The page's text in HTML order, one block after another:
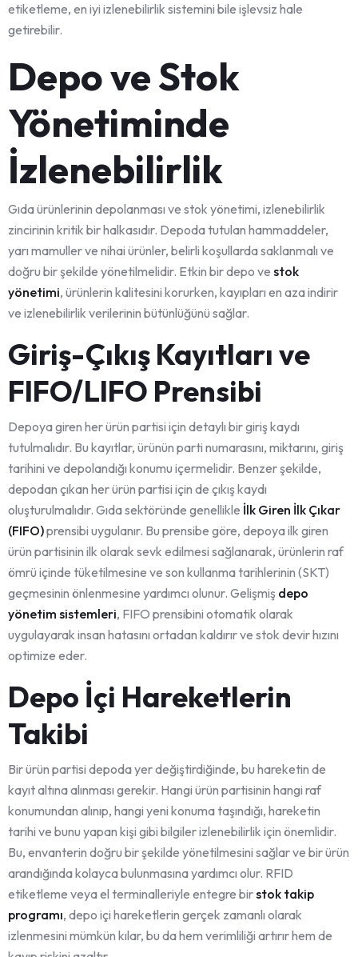
etiketleme, en iyi izlenebilirlik sistemini bile işlevsiz hale
getirebilir.
Depo ve Stok
Yönetiminde
İzlenebilirlik
Gıda ürünlerinin depolanması ve stok yönetimi, izlenebilirlik
zincirinin kritik bir halkasıdır. Depoda tutulan hammaddeler,
yarı mamuller ve nihai ürünler, belirli koşullarda saklanmalı ve
doğru bir şekilde yönetilmelidir. Etkin bir depo ve stok
yönetimi, ürünlerin kalitesini korurken, kayıpları en aza indirir
ve izlenebilirlik verilerinin bütünlüğünü sağlar.
Giriş-Çıkış Kayıtları ve
FIFO/LIFO Prensibi
Depoya giren her ürün partisi için detaylı bir giriş kaydı
tutulmalıdır. Bu kayıtlar, ürünün parti numarasını, miktarını, giriş
tarihini ve depolandığı konumu içermelidir. Benzer şekilde,
depodan çıkan her ürün partisi için de çıkış kaydı
oluşturulmalıdır. Gıda sektöründe genellikle İlk Giren İlk Çıkar
(FIFO)prensibi uygulanır. Bu prensibe göre, depoya ilk giren
ürün partisinin ilk olarak sevk edilmesi sağlanarak, ürünlerin raf
ömrü içinde tüketilmesine ve son kullanma tarihlerinin (SKT)
geçmesinin önlenmesine yardımcı olunur. Gelişmiş depo
yönetim sistemleri, FIFO prensibini otomatik olarak
uygulayarak insan hatasını ortadan kaldırır ve stok devir hızını
optimize eder.
Depo İçi Hareketlerin
Takibi
Bir ürün partisi depoda yer değiştirdiğinde, bu hareketin de
kayıt altına alınması gerekir. Hangi ürün partisinin hangi raf
konumundan alınıp, hangi yeni konuma taşındığı, hareketin
tarihi ve bunu yapan kişi gibi bilgiler izlenebilirlik için önemlidir.
Bu, envanterin doğru bir şekilde yönetilmesini sağlar ve bir ürün
arandığında kolayca bulunmasına yardımcı olur. RFID
etiketleme veya el terminalleriyle entegre birstok takip
programı, depo içi hareketlerin gerçek zamanlı olarak
izlenmesini mümkün kılar, bu da hem verimliliği artırır hem de